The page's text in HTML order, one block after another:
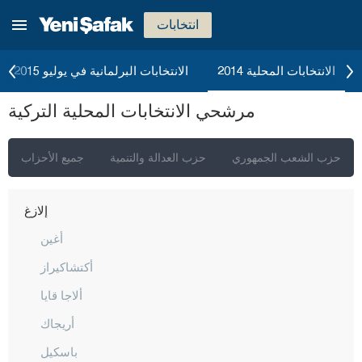
انتخابات
الانتخابات البرلمانية في يوليو 2015 الانتخابات المحلية 2014
مرشحي الانتخابات المحلية التركية
جميع الأحزاب حزب العدالة والتنمية حزب الشعب الجمهوري
شانكيري
جوروم
دينيزلي
دياربكر
أدرنة
إلازغ
أغين
أكتشاكيراز
ألاجا قايا
أريجاك
باسكيل